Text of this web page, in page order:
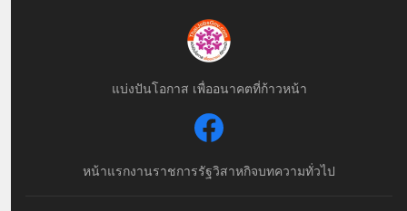
แบ่งปันโอกาส เพื่ออนาคตที่ก้าวหน้า
หน้าแรกงานราชการรัฐวิสาหกิจบทความทั่วไป